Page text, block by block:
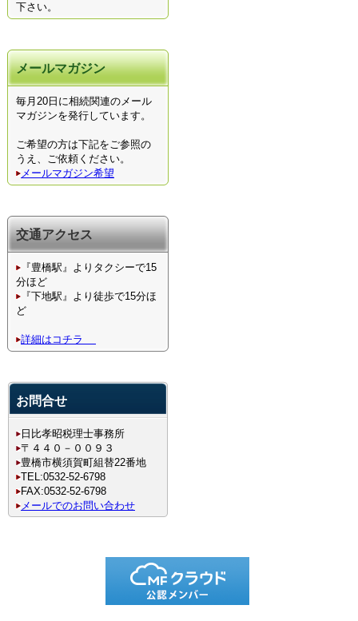
下さい。
メールマガジン
毎月20日に相続関連のメール
マガジンを発行しています。
ご希望の方は下記をご参照の
うえ、ご依頼ください。
メールマガジン希望
交通アクセス
『豊橋駅』よりタクシーで15
分ほど
『下地駅』より徒歩で15分ほ
ど
詳細はコチラ
お問合せ
日比孝昭税理士事務所
〒４４０－００９３
豊橋市横須賀町組替22番地
TEL:0532-52-6798
FAX:0532-52-6798
メールでのお問い合わせ